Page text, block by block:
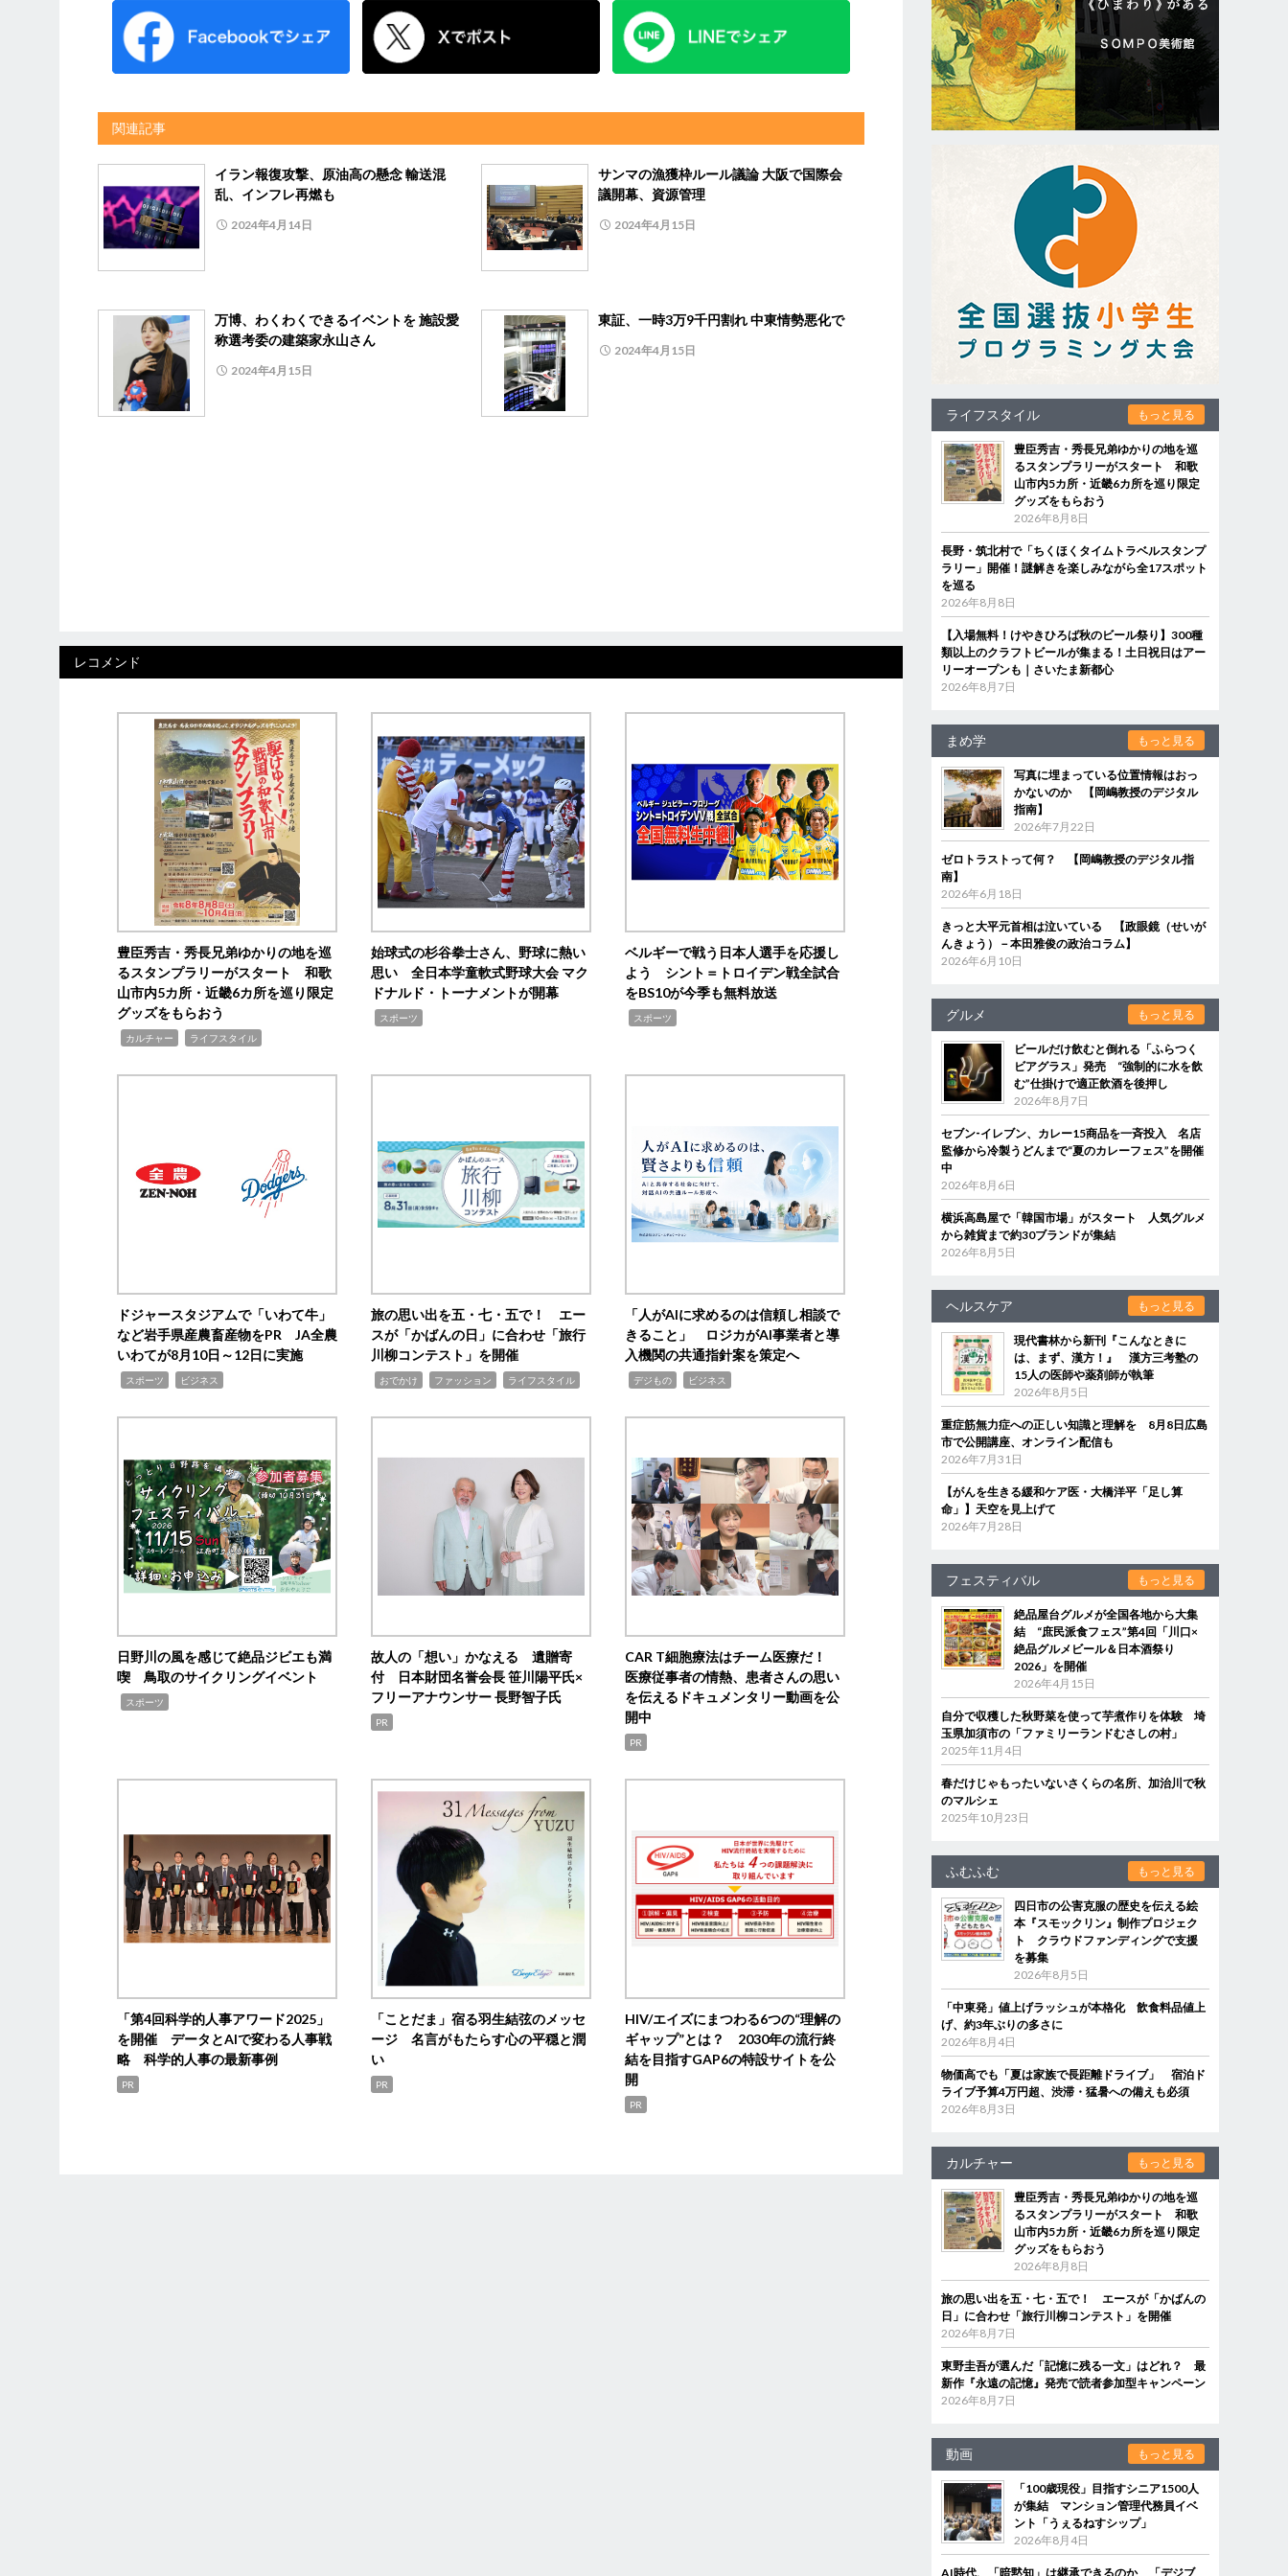
関連記事
イラン報復攻撃、原油高の懸念 輸送混
乱、インフレ再燃も
2024年4月14日
サンマの漁獲枠ルール議論 大阪で国際会
議開幕、資源管理
2024年4月15日
万博、わくわくできるイベントを 施設愛
称選考委の建築家永山さん
2024年4月15日
東証、一時3万9千円割れ 中東情勢悪化で
2024年4月15日
レコメンド
豊臣秀吉・秀長兄弟ゆかりの地を巡
るスタンプラリーがスタート 和歌
山市内5カ所・近畿6カ所を巡り限定
グッズをもらおう
カルチャー ライフスタイル
始球式の杉谷拳士さん、野球に熱い
思い 全日本学童軟式野球大会 マク
ドナルド・トーナメントが開幕
スポーツ
ベルギーで戦う日本人選手を応援し
よう シント＝トロイデン戦全試合
をBS10が今季も無料放送
スポーツ
ドジャースタジアムで「いわて牛」
など岩手県産農畜産物をPR JA全農
いわてが8月10日～12日に実施
スポーツ ビジネス
旅の思い出を五・七・五で！ エー
スが「かばんの日」に合わせ「旅行
川柳コンテスト」を開催
おでかけ ファッション ライフスタイル
「人がAIに求めるのは信頼し相談で
きること」 ロジカがAI事業者と導
入機関の共通指針案を策定へ
デジもの ビジネス
日野川の風を感じて絶品ジビエも満
喫 鳥取のサイクリングイベント
スポーツ
故人の「想い」かなえる 遺贈寄
付 日本財団名誉会長 笹川陽平氏×
フリーアナウンサー 長野智子氏
PR
CAR T細胞療法はチーム医療だ！
医療従事者の情熱、患者さんの思い
を伝えるドキュメンタリー動画を公
開中
PR
「第4回科学的人事アワード2025」
を開催 データとAIで変わる人事戦
略 科学的人事の最新事例
PR
「ことだま」宿る羽生結弦のメッセ
ージ 名言がもたらす心の平穏と潤
い
PR
HIV/エイズにまつわる6つの“理解の
ギャップ”とは？ 2030年の流行終
結を目指すGAP6の特設サイトを公
開
PR
ライフスタイル もっと見る
豊臣秀吉・秀長兄弟ゆかりの地を巡
るスタンプラリーがスタート 和歌
山市内5カ所・近畿6カ所を巡り限定
グッズをもらおう
2026年8月8日
長野・筑北村で「ちくほくタイムトラベルスタンプ
ラリー」開催！謎解きを楽しみながら全17スポット
を巡る
2026年8月8日
【入場無料！けやきひろば秋のビール祭り】300種
類以上のクラフトビールが集まる！土日祝日はアー
リーオープンも｜さいたま新都心
2026年8月7日
まめ学 もっと見る
写真に埋まっている位置情報はおっ
かないのか 【岡嶋教授のデジタル
指南】
2026年7月22日
ゼロトラストって何？ 【岡嶋教授のデジタル指
南】
2026年6月18日
きっと大平元首相は泣いている 【政眼鏡（せいが
んきょう）－本田雅俊の政治コラム】
2026年6月10日
グルメ もっと見る
ビールだけ飲むと倒れる「ふらつく
ビアグラス」発売 “強制的に水を飲
む”仕掛けで適正飲酒を後押し
2026年8月7日
セブン‐イレブン、カレー15商品を一斉投入 名店
監修から冷製うどんまで“夏のカレーフェス”を開催
中
2026年8月6日
横浜高島屋で「韓国市場」がスタート 人気グルメ
から雑貨まで約30ブランドが集結
2026年8月5日
ヘルスケア もっと見る
現代書林から新刊『こんなときに
は、まず、漢方！』 漢方三考塾の
15人の医師や薬剤師が執筆
2026年8月5日
重症筋無力症への正しい知識と理解を 8月8日広島
市で公開講座、オンライン配信も
2026年7月31日
【がんを生きる緩和ケア医・大橋洋平「足し算
命」】天空を見上げて
2026年7月28日
フェスティバル もっと見る
絶品屋台グルメが全国各地から大集
結 “庶民派食フェス”第4回「川口×
絶品グルメビール＆日本酒祭り
2026」を開催
2026年4月15日
自分で収穫した秋野菜を使って芋煮作りを体験 埼
玉県加須市の「ファミリーランドむさしの村」
2025年11月4日
春だけじゃもったいないさくらの名所、加治川で秋
のマルシェ
2025年10月23日
ふむふむ もっと見る
四日市の公害克服の歴史を伝える絵
本『スモックリン』制作プロジェク
ト クラウドファンディングで支援
を募集
2026年8月5日
「中東発」値上げラッシュが本格化 飲食料品値上
げ、約3年ぶりの多さに
2026年8月4日
物価高でも「夏は家族で長距離ドライブ」 宿泊ド
ライブ予算4万円超、渋滞・猛暑への備えも必須
2026年8月3日
カルチャー もっと見る
豊臣秀吉・秀長兄弟ゆかりの地を巡
るスタンプラリーがスタート 和歌
山市内5カ所・近畿6カ所を巡り限定
グッズをもらおう
2026年8月8日
旅の思い出を五・七・五で！ エースが「かばんの
日」に合わせ「旅行川柳コンテスト」を開催
2026年8月7日
東野圭吾が選んだ「記憶に残る一文」はどれ？ 最
新作『永遠の記憶』発売で読者参加型キャンペーン
2026年8月7日
動画 もっと見る
「100歳現役」目指すシニア1500人
が集結 マンション管理代務員イベ
ント「うぇるねすシップ」
2026年8月4日
AI時代、「暗黙知」は継承できるのか 「デジブ